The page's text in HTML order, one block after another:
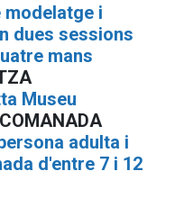
modelatge i
dues sessions
mans
Museu
adulta i
d'entre 7 i 12